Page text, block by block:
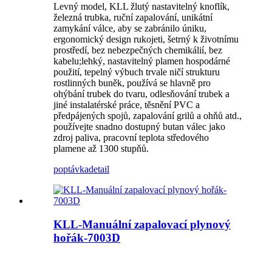
Levný model, KLL žlutý nastavitelný knoflík,
železná trubka, ruční zapalování, unikátní
zamykání válce, aby se zabránilo úniku,
ergonomický design rukojeti, šetrný k životnímu
prostředí, bez nebezpečných chemikálií, bez
kabelu;lehký, nastavitelný plamen hospodárné
použití, tepelný výbuch trvale ničí strukturu
rostlinných buněk, používá se hlavně pro
ohýbání trubek do tvaru, odlesňování trubek a
jiné instalatérské práce, těsnění PVC a
předpájených spojů, zapalování grilů a ohňů atd.,
používejte snadno dostupný butan válec jako
zdroj paliva, pracovní teplota středového
plamene až 1300 stupňů.
poptávkadetail
KLL-Manuální zapalovací plynový
hořák-7003D